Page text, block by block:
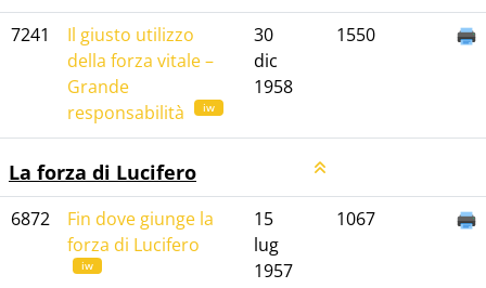
7241
Il giusto utilizzo
della forza vitale –
Grande
responsabilità
iw
30
dic
1958
1550
La forza di Lucifero
6872
Fin dove giunge la
forza di Lucifero
iw
15
lug
1957
1067